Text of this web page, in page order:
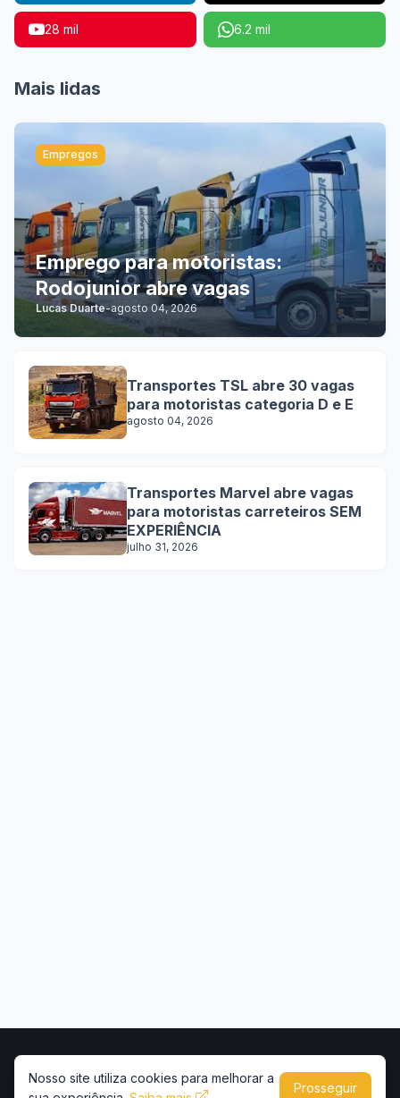
28 mil 6.2 mil
Mais lidas
Empregos
Emprego para motoristas:
Rodojunior abre vagas
Lucas Duarte-agosto 04, 2026
Transportes TSL abre 30 vagas
para motoristas categoria D e E
agosto 04, 2026
Transportes Marvel abre vagas
para motoristas carreteiros SEM
EXPERIÊNCIA
julho 31, 2026
Nosso site utiliza cookies para melhorar a
Prosseguir